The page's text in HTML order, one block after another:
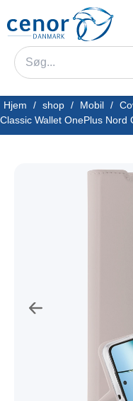
Hjem / shop / Mobil /
Classic Wallet OnePlus Nord